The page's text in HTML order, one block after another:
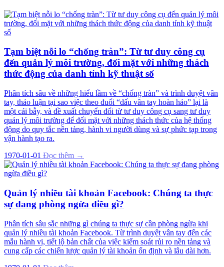
Tạm biệt nỗi lo “chống tràn”: Từ tư duy công cụ
đến quản lý môi trường, đối mặt với những thách
thức động của danh tính kỹ thuật số
Phân tích sâu về những hiểu lầm về “chống tràn” và trình duyệt vân
tay, thảo luận tại sao việc theo đuổi “dấu vân tay hoàn hảo” lại là
một cái bẫy, và đề xuất chuyển đổi từ tư duy công cụ sang tư duy
quản lý môi trường để đối mặt với những thách thức của hệ thống
động do quy tắc nền tảng, hành vi người dùng và sự phức tạp trong
vận hành tạo ra.
1970-01-01 Đọc thêm →
Quản lý nhiều tài khoản Facebook: Chúng ta thực
sự đang phòng ngừa điều gì?
Phân tích sâu sắc những gì chúng ta thực sự cần phòng ngừa khi
quản lý nhiều tài khoản Facebook. Từ trình duyệt vân tay đến các
mẫu hành vi, tiết lộ bản chất của việc kiểm soát rủi ro nền tảng và
cung cấp các chiến lược quản lý tài khoản ổn định và lâu dài hơn.